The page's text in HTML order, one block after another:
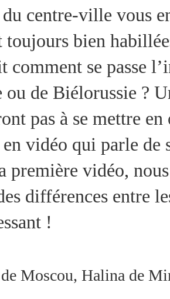
centre-ville vous
bien
se passe
de Biélorussie ?
pas à se mettre
vidéo qui parle de
première vidéo,
différences entre
!
Moscou, Halina de